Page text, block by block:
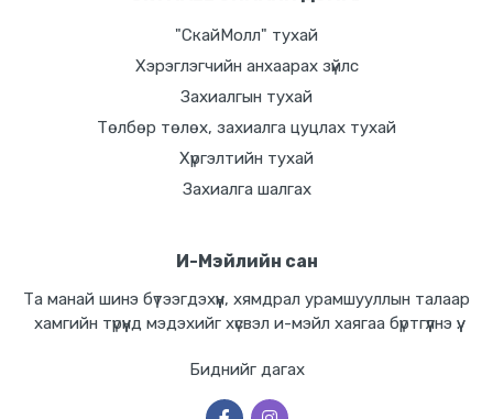
"СкайМолл" тухай
Хэрэглэгчийн анхаарах зүйлс
Захиалгын тухай
Төлбөр төлөх, захиалга цуцлах тухай
Хүргэлтийн тухай
Захиалга шалгах
И-Мэйлийн сан
Та манай шинэ бүтээгдэхүүн, хямдрал урамшууллын талаар
хамгийн түрүүнд мэдэхийг хүсвэл и-мэйл хаягаа бүртгүүлнэ үү.
Биднийг дагах